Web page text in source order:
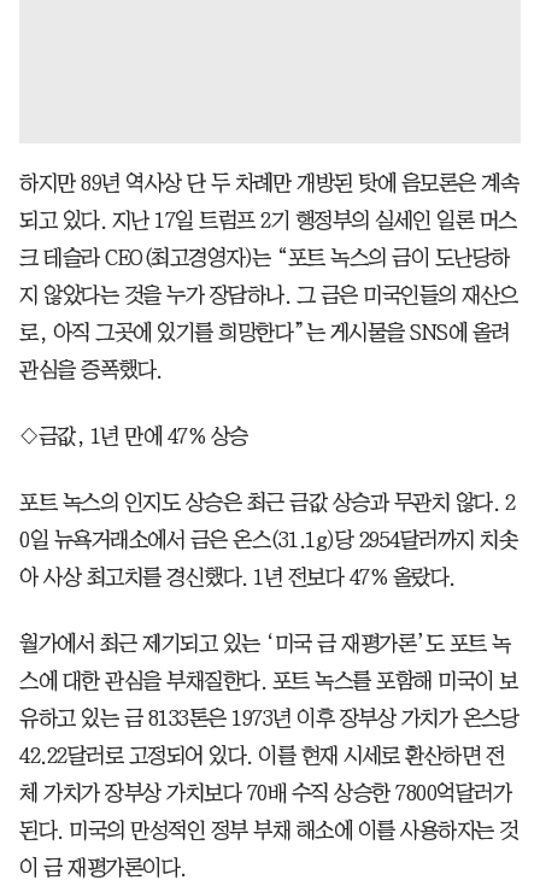
하지만 89년 역사상 단 두 차례만 개방된 탓에 음모론은 계속
되고 있다. 지난 17일 트럼프 2기 행정부의 실세인 일론 머스
크 테슬라 CEO(최고경영자)는 “포트 녹스의 금이 도난당하
지 않았다는 것을 누가 장담하나. 그 금은 미국인들의 재산으
로, 아직 그곳에 있기를 희망한다”는 게시물을 SNS에 올려
관심을 증폭했다.
◇금값, 1년 만에 47% 상승
포트 녹스의 인지도 상승은 최근 금값 상승과 무관치 않다. 2
0일 뉴욕거래소에서 금은 온스(31.1g)당 2954달러까지 치솟
아 사상 최고치를 경신했다. 1년 전보다 47% 올랐다.
월가에서 최근 제기되고 있는 ‘미국 금 재평가론’도 포트 녹
스에 대한 관심을 부채질한다. 포트 녹스를 포함해 미국이 보
유하고 있는 금 8133톤은 1973년 이후 장부상 가치가 온스당
42.22달러로 고정되어 있다. 이를 현재 시세로 환산하면 전
체 가치가 장부상 가치보다 70배 수직 상승한 7800억달러가
된다. 미국의 만성적인 정부 부채 해소에 이를 사용하자는 것
이 금 재평가론이다.